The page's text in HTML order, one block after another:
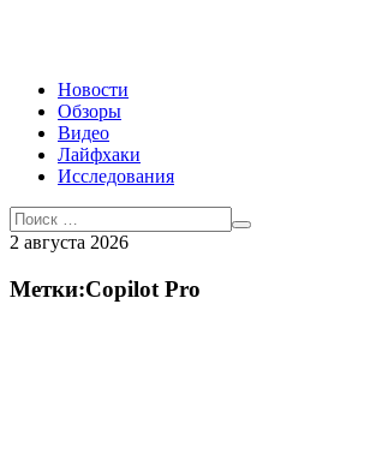
Новости
Обзоры
Видео
Лайфхаки
Исследования
2 августа 2026
Метки:Copilot Pro